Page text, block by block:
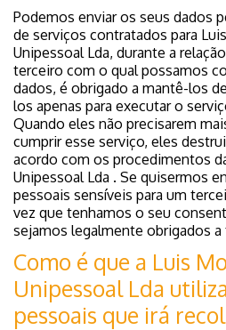
Podemos enviar os seus dados
de serviços contratados para
Unipessoal Lda, durante a
terceiro com o qual possamos
dados, é obrigado a mantê-los
los apenas para executar o
Quando eles não precisarem
cumprir esse serviço, eles
acordo com os procedimentos
Unipessoal Lda . Se quisermos
pessoais sensíveis para um
vez que tenhamos o seu
sejamos legalmente obrigados
Como é que a Luis
Unipessoal Lda
pessoais que irá